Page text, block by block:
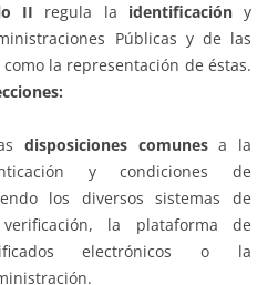
II regula la identificacióny
Públicas y de las
la representación de éstas.
disposiciones comunesa la
y condiciones de
los diversos sistemas de
la plataforma de
electrónicos o la